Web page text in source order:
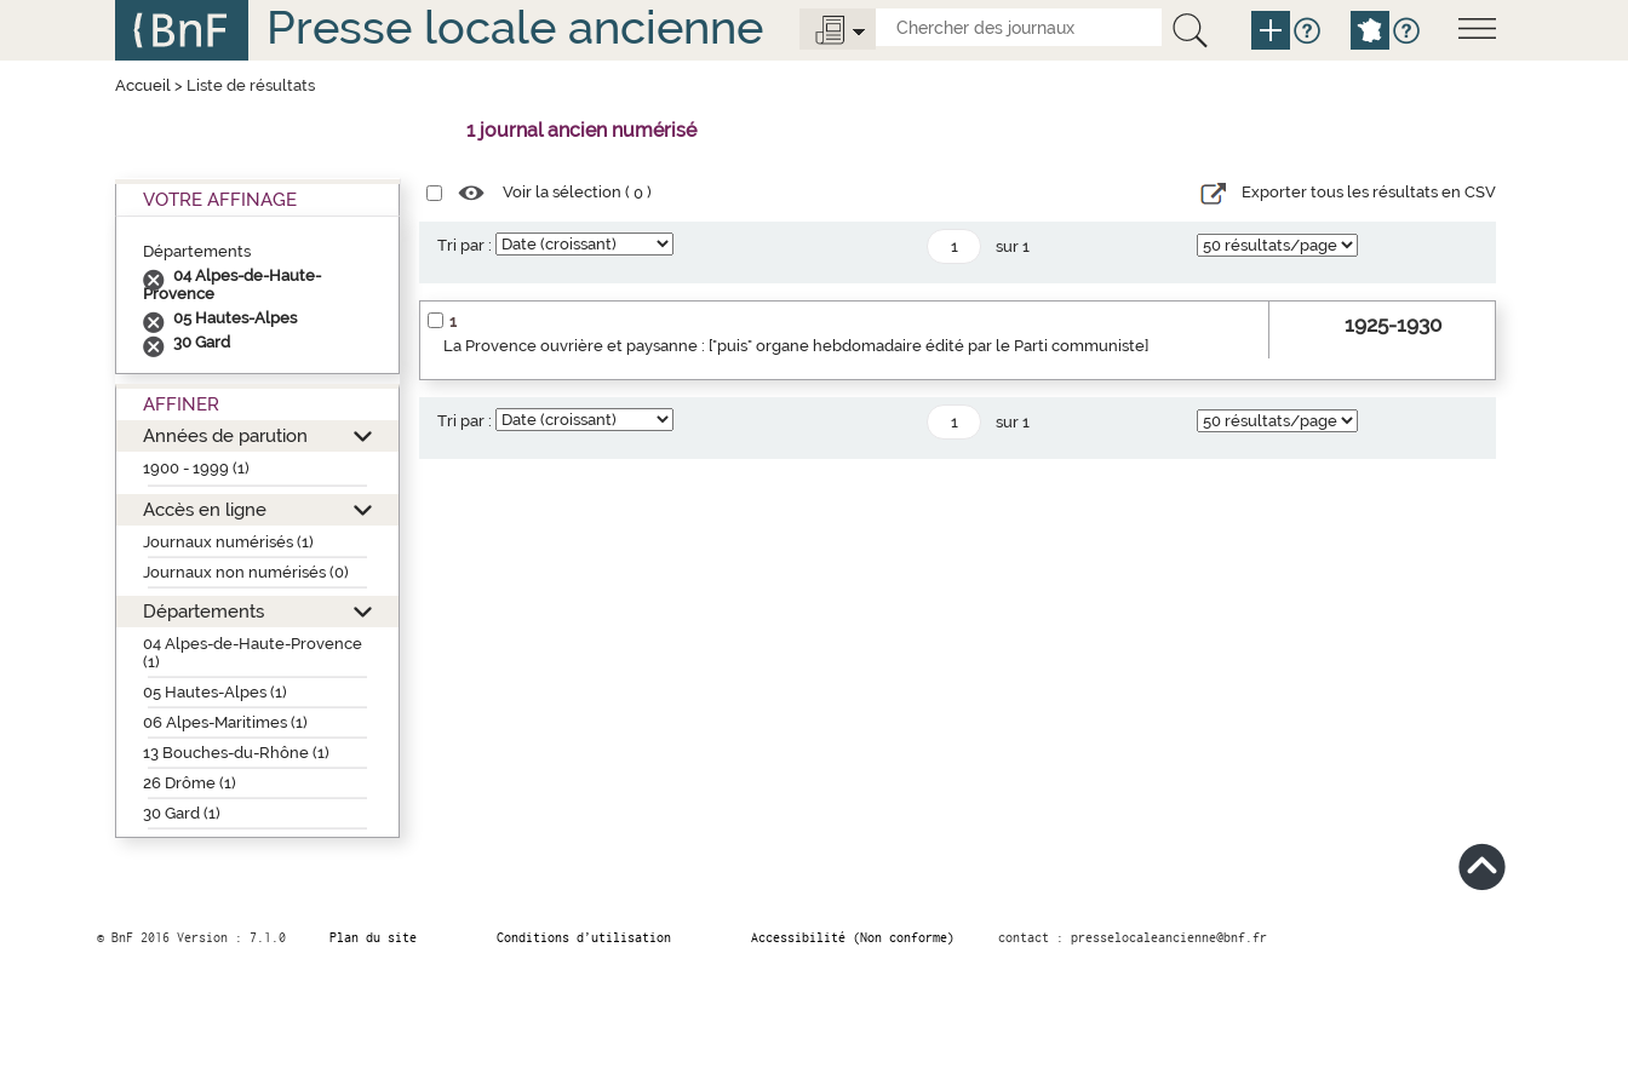
Presse locale ancienne
Accueil> Liste de résultats
1 journal ancien numérisé
VOTRE AFFINAGE
Départements
04 Alpes-de-Haute-
Provence
05 Hautes-Alpes
30 Gard
AFFINER
Années de parution
1900 - 1999 (1)
Accès en ligne
Journaux numérisés (1)
Journaux non numérisés (0)
Départements
04 Alpes-de-Haute-Provence
(1)
05 Hautes-Alpes (1)
06 Alpes-Maritimes (1)
13 Bouches-du-Rhône (1)
26 Drôme (1)
30 Gard (1)
Voir la sélection (0 ) Exporter tous les résultats en CSV
Tri par : sur 1
1
La Provence ouvrière et paysanne : ["puis" organe hebdomadaire édité par le Parti communiste]
1925-1930
Tri par : sur 1
© BnF 2016 Version : 7.1.0 Plan du site Conditions d’utilisation Accessibilité (Non conforme) contact : presselocaleancienne@bnf.fr
Panneau de gestion des cookies